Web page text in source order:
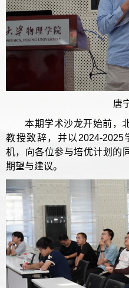
唐
本期学术沙龙开始前，
教授致辞，并以2024-
机，向各位参与培优计划的
期望与建议。